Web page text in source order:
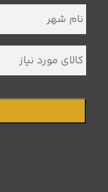
نام
شهر *
کالای
مورد
نیاز